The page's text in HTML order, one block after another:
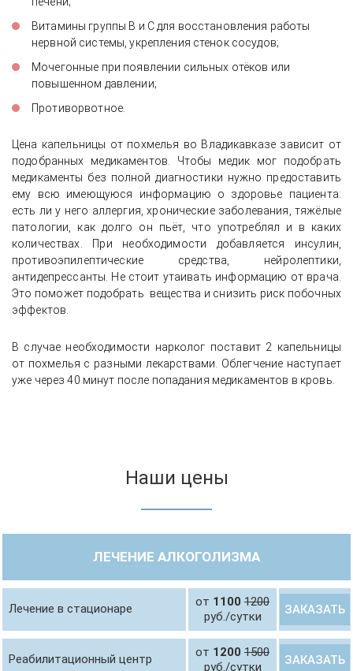
Витамины группы В и С для восстановления работы
нервной системы, укрепления стенок сосудов;
Мочегонные при появлении сильных отёков или
повышенном давлении;
Противорвотное.
Цена капельницы от похмелья во Владикавказе зависит от
подобранных медикаментов. Чтобы медик мог подобрать
медикаменты без полной диагностики нужно предоставить
ему всю имеющуюся информацию о здоровье пациента:
есть ли у него аллергия, хронические заболевания, тяжёлые
патологии, как долго он пьёт, что употреблял и в каких
количествах. При необходимости добавляется инсулин,
противоэпилептические средства, нейролептики,
антидепрессанты. Не стоит утаивать информацию от врача.
Это поможет подобрать вещества и снизить риск побочных
эффектов.
В случае необходимости нарколог поставит 2 капельницы
от похмелья с разными лекарствами. Облегчение наступает
уже через 40 минут после попадания медикаментов в кровь.
Наши цены
ЛЕЧЕНИЕ АЛКОГОЛИЗМА
Лечение в стационаре от 1100 1200
руб./сутки
ЗАКАЗАТЬ
Реабилитационный центр от 1200 1500
руб./сутки
ЗАКАЗАТЬ